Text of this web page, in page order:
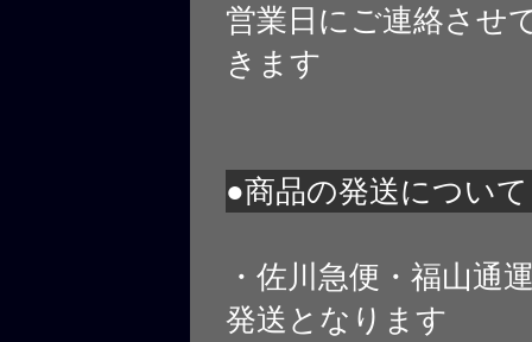
営業日にご連絡させ
きます
●商品の発送について
・佐川急便・福山通
発送となります